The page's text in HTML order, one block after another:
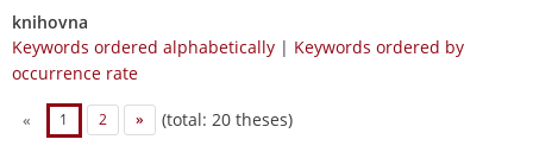
knihovna
Keywords ordered alphabetically | Keywords ordered by
occurrence rate
« 1 2 » (total: 20 theses)